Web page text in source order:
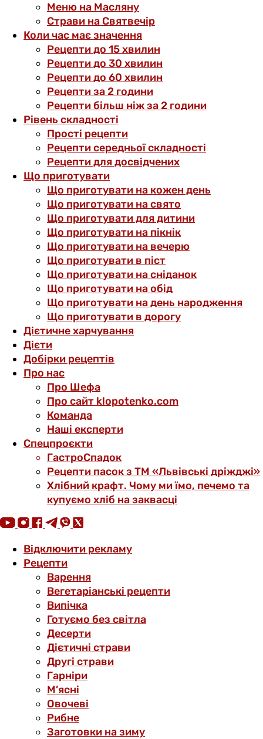
Меню на Масляну
Страви на Святвечір
Коли час має значення
Рецепти до 15 хвилин
Рецепти до 30 хвилин
Рецепти до 60 хвилин
Рецепти за 2 години
Рецепти більш ніж за 2 години
Рівень складності
Прості рецепти
Рецепти середньої складності
Рецепти для досвідчених
Що приготувати
Що приготувати на кожен день
Що приготувати на свято
Що приготувати для дитини
Що приготувати на пікнік
Що приготувати на вечерю
Що приготувати в піст
Що приготувати на сніданок
Що приготувати на обід
Що приготувати на день народження
Що приготувати в дорогу
Дієтичне харчування
Дієти
Добірки рецептів
Про нас
Про Шефа
Про сайт klopotenko.com
Команда
Наші експерти
Спецпроєкти
ГастроСпадок
Рецепти пасок з ТМ «Львівські дріжджі»
Хлібний крафт. Чому ми їмо, печемо та
купуємо хліб на заквасці
Відключити рекламу
Рецепти
Варення
Вегетаріанські рецепти
Випічка
Готуємо без світла
Десерти
Дієтичні страви
Другі страви
Гарніри
М’ясні
Овочеві
Рибне
Заготовки на зиму